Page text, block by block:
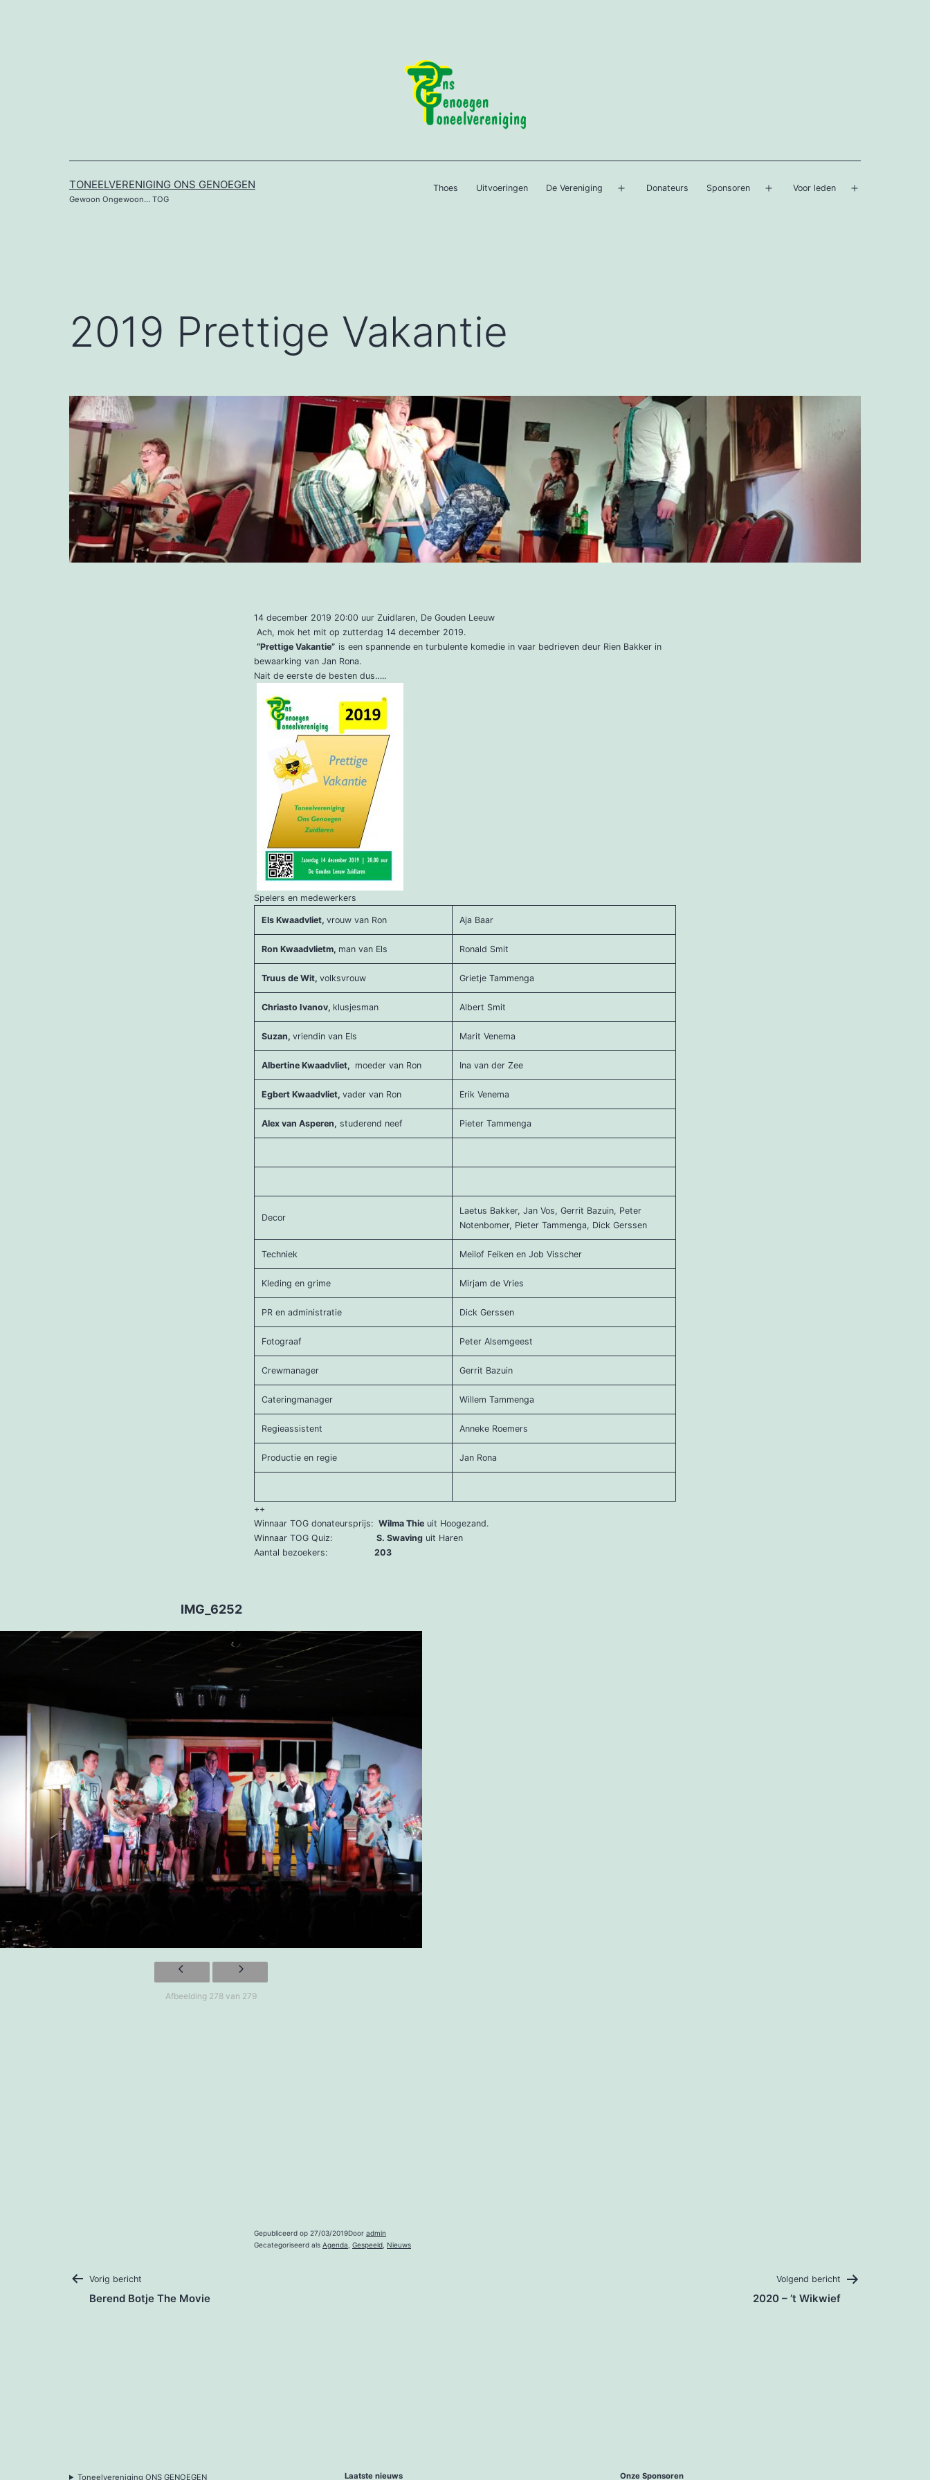
TONEELVERENIGING ONS GENOEGEN
Gewoon Ongewoon… TOG
Thoes Uitvoeringen De Vereniging
Open
Donateurs Sponsoren
Open
Voor leden
Open
2019 Prettige Vakantie
14 december 2019 20:00 uur Zuidlaren, De Gouden Leeuw
Ach, mok het mit op zutterdag 14 december 2019.
“Prettige Vakantie” is een spannende en turbulente komedie in vaar bedrieven deur Rien Bakker in
bewaarking van Jan Rona.
Nait de eerste de besten dus…..
Spelers en medewerkers
Els Kwaadvliet, vrouw van Ron Aja Baar
Ron Kwaadvlietm, man van Els Ronald Smit
Truus de Wit, volksvrouw Grietje Tammenga
Chriasto Ivanov, klusjesman Albert Smit
Suzan, vriendin van Els Marit Venema
Albertine Kwaadvliet, moeder van Ron Ina van der Zee
Egbert Kwaadvliet, vader van Ron Erik Venema
Alex van Asperen, studerend neef Pieter Tammenga
Decor
Laetus Bakker, Jan Vos, Gerrit Bazuin, Peter
Notenbomer, Pieter Tammenga, Dick Gerssen
Techniek Meilof Feiken en Job Visscher
Kleding en grime Mirjam de Vries
PR en administratie Dick Gerssen
Fotograaf Peter Alsemgeest
Crewmanager Gerrit Bazuin
Cateringmanager Willem Tammenga
Regieassistent Anneke Roemers
Productie en regie Jan Rona
++
Winnaar TOG donateursprijs: Wilma Thie uit Hoogezand.
Winnaar TOG Quiz: S. Swaving uit Haren
Aantal bezoekers: 203
IMG_6252
Afbeelding 278 van 279
Gepubliceerd op 27/03/2019Door admin
Gecategoriseerd als Agenda Gespeeld Nieuws
Bericht
navigatie
Vorig bericht
Berend Botje The Movie
Volgend bericht
2020 – ’t Wikwief
Toneelvereniging ONS GENOEGEN Laatste nieuws Onze Sponsoren